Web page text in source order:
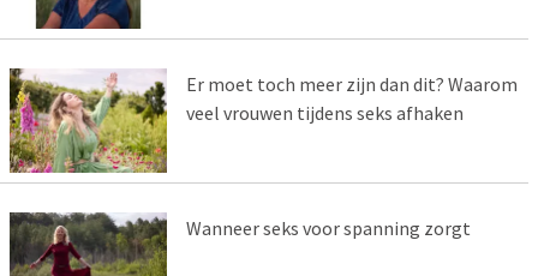
Er moet toch meer zijn dan dit? Waarom
veel vrouwen tijdens seks afhaken
Wanneer seks voor spanning zorgt